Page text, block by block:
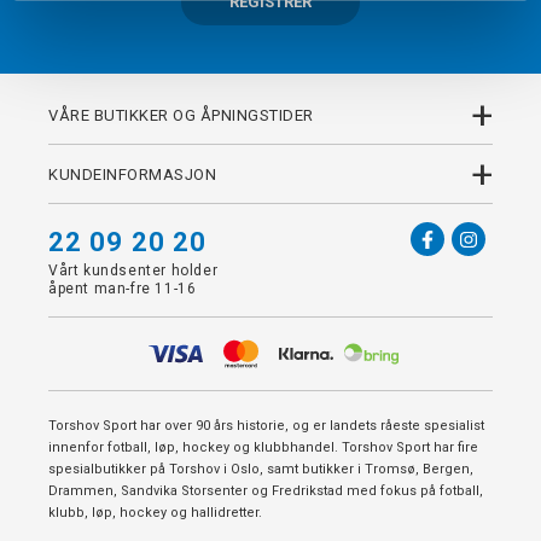
VÅRE BUTIKKER OG ÅPNINGSTIDER +
KUNDEINFORMASJON +
22 09 20 20
Vårt kundsenter holder
åpent man-fre 11-16
Torshov Sport har over 90 års historie, og er landets råeste spesialist
innenfor fotball, løp, hockey og klubbhandel. Torshov Sport har fire
spesialbutikker på Torshov i Oslo, samt butikker i Tromsø, Bergen,
Drammen, Sandvika Storsenter og Fredrikstad med fokus på fotball,
klubb, løp, hockey og hallidretter.